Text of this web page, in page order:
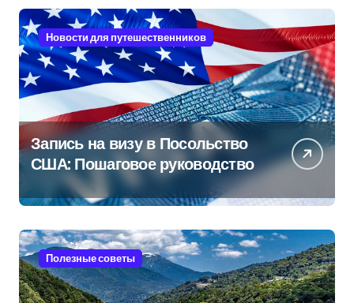
Новости для путешественников
Запись на визу в Посольство
США: Пошаговое руководство
Полезные советы